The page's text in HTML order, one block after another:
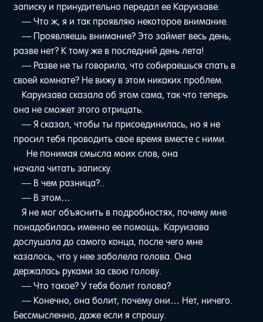
записку и принудительно передал ее Каруизаве.
— Что ж, я и так проявляю некоторое внимание.
— Проявляешь внимание? Это займет весь день,
разве нет? К тому же в последний день лета!
— Разве не ты говорила, что собираешься спать в
своей комнате? Не вижу в этом никаких проблем.
Каруизава сказала об этом сама, так что теперь
она не сможет этого отрицать.
— Я сказал, чтобы ты присоединилась, но я не
просил тебя проводить свое время вместе с ними.
Не понимая смысла моих слов, она
начала читать записку.
— В чем разница?..
— В этом…
Я не мог объяснить в подробностях, почему мне
понадобилась именно ее помощь. Каруизава
дослушала до самого конца, после чего мне
казалось, что у нее заболела голова. Она
держалась руками за свою голову.
— Что такое? У тебя болит голова?
— Конечно, она болит, почему они… Нет, ничего.
Бессмысленно, даже если я спрошу.